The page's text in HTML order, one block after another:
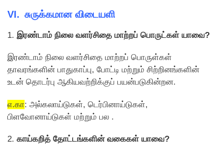
VI. சுருக்கமான விடையளி
1. இரண்டாம் நிலை வளர்சிதை மாற்றப் பொருட்கள் யாவை?
இரண்டாம் நிலை வளர்சிதை மாற்றப் பொருள்கள்
தாவரங்களின் பாதுகாப்பு, போட்டி மற்றும் சிற்றினங்களின்
உடன் தொடர்பு ஆகியவற்றிக்குப் பயன்படுகின்றன.
எ.கா: அல்கலாய்டுகள், டெர்பினாய்டுகள்,
பிளவோனாய்டுகள் மற்றும் பல .
2. காய்கறித் தோட்டங்களின் வகைகள் யாவை?